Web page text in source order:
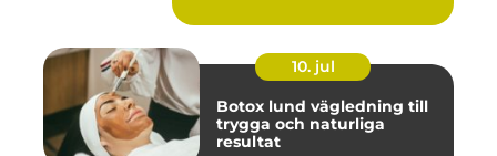
10. jul
Botox lund vägledning till
trygga och naturliga
resultat